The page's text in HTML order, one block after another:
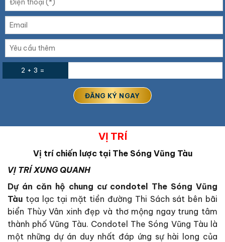
2 + 3 =
VỊ TRÍ
Vị trí chiến lược tại The Sóng Vũng Tàu
VỊ TRÍ XUNG QUANH
Dự án căn hộ chung cư condotel The Sóng Vũng
Tàu tọa lạc tại mặt tiền đường Thi Sách sát bên bãi
biển Thùy Vân xinh đẹp và thơ mộng ngay trung tâm
thành phố Vũng Tàu. Condotel The Sóng Vũng Tàu là
một những dự án duy nhất đáp ứng sự hài long của